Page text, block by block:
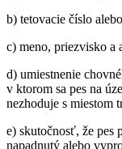
b) tetovacie číslo
c) meno, priezvisko a
d) umiestnenie
v ktorom sa pes na
nezhoduje s miestom
e) skutočnosť, že pes
napadnutý alebo